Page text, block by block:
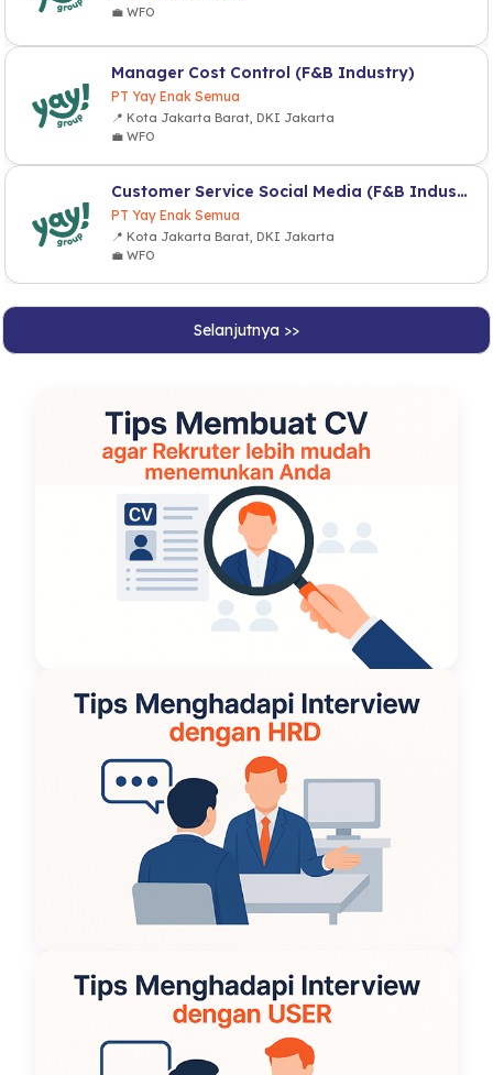
💼 WFO
Manager Cost Control (F&B Industry)
PT Yay Enak Semua
📍 Kota Jakarta Barat, DKI Jakarta
💼 WFO
Customer Service Social Media (F&B Industry)
PT Yay Enak Semua
📍 Kota Jakarta Barat, DKI Jakarta
💼 WFO
Selanjutnya >>